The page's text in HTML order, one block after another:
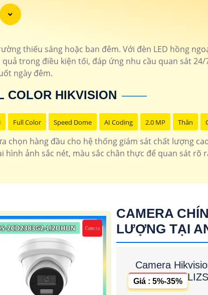
thiếu sáng hoặc ban đêm. Với đèn LED hồng
trong điều kiện tối, đáp ứng nhu cầu quan sát
ngày đêm.
COLOR HIKVISION
Full Color Speed Dome AI Coding 2.0 MP Thân
chọn hàng đầu cho hệ thống giám sát chất lượng
ảnh sắc nét, màu sắc chân thực để quan sát rõ
CAMERA
LƯỢNG TẠI
Camera
Giá : 5%-35%